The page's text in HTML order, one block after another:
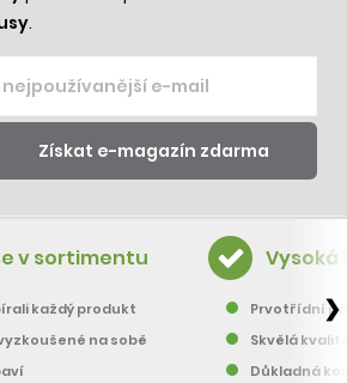
.
v sortimentu
každý produkt
na sobě
Vysoká
Prvotřídní
Skvělá
Důkladná
❯